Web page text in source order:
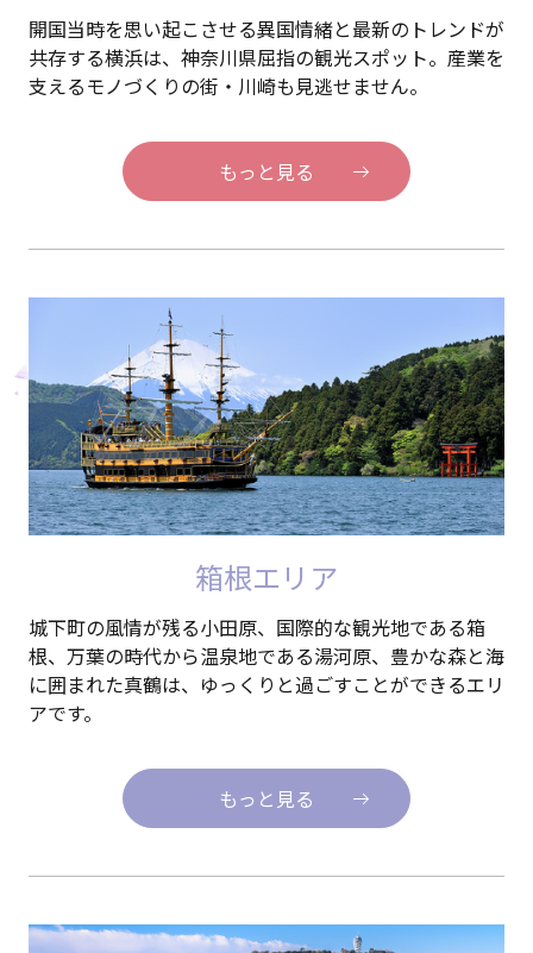
開国当時を思い起こさせる異国情緒と最新のトレンドが
共存する横浜は、神奈川県屈指の観光スポット。産業を
支えるモノづくりの街・川崎も見逃せません。
もっと見る
箱根エリア
城下町の風情が残る小田原、国際的な観光地である箱
根、万葉の時代から温泉地である湯河原、豊かな森と海
に囲まれた真鶴は、ゆっくりと過ごすことができるエリ
アです。
もっと見る